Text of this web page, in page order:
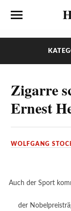
Zigarre
Ernest
WOLFGANG
Auch der Sport
der